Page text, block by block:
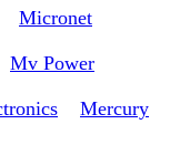
Micronet
Mv Power
Mercury